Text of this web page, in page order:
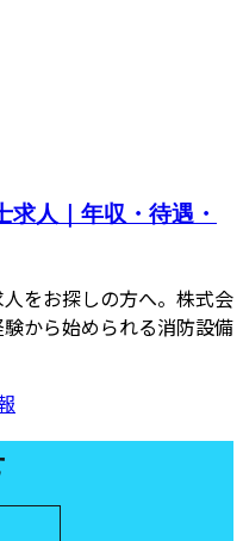
人｜年収・待遇・
をお探しの方へ。株式会
から始められる消防設備